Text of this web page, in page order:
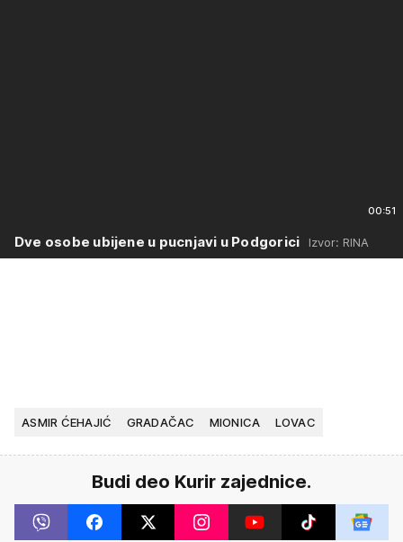
00:51
Dve osobe ubijene u pucnjavi u Podgorici Izvor: RINA
ASMIR ĆEHAJIĆ GRADAČAC MIONICA LOVAC
Budi deo Kurir zajednice.